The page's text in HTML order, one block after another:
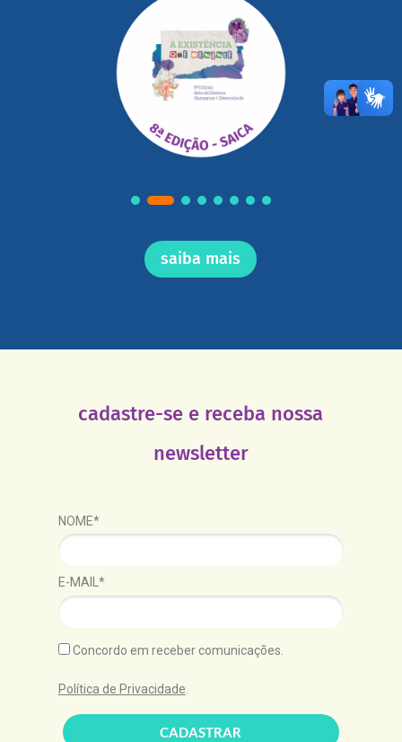
saiba mais
cadastre-se e receba nossa
newsletter
NOME*
E-MAIL*
Concordo em receber comunicações.
Política de Privacidade
CADASTRAR